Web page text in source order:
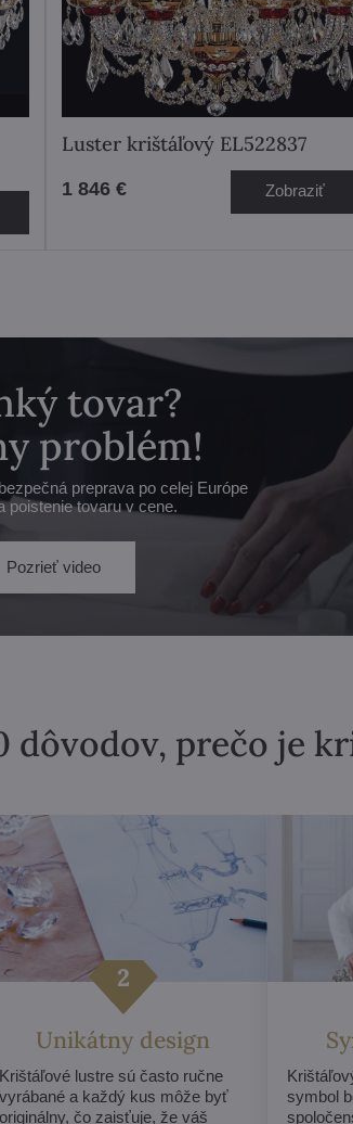
Luster krištáľový EL522837
1 846 € Zobraziť
tovar?
problém!
preprava po celej Európe
poistenie tovaru v cene.
Pozrieť video
dôvodov, prečo je
Unikátny design
Krištáľové lustre sú často ručne
vyrábané a každý kus môže byť
originálny, čo zaisťuje, že váš
symbol